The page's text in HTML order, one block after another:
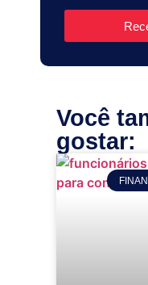
Você
gostar: